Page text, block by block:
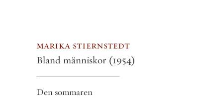
marika stiernstedt
Bland människor (1954)
Den sommaren